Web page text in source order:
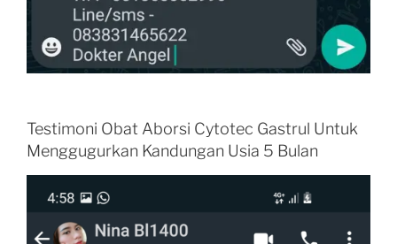
Testimoni Obat Aborsi Cytotec Gastrul Untuk
Menggugurkan Kandungan Usia 5 Bulan